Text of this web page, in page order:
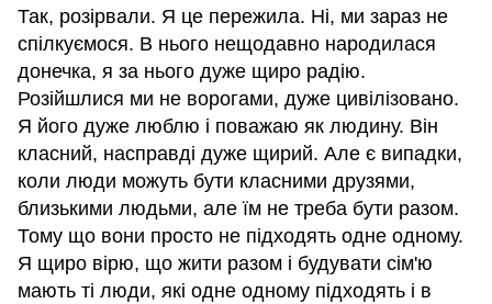
Так, розірвали. Я це пережила. Ні, ми зараз не
спілкуємося. В нього нещодавно народилася
донечка, я за нього дуже щиро радію.
Розійшлися ми не ворогами, дуже цивілізовано.
Я його дуже люблю і поважаю як людину. Він
класний, насправді дуже щирий. Але є випадки,
коли люди можуть бути класними друзями,
близькими людьми, але їм не треба бути разом.
Тому що вони просто не підходять одне одному.
Я щиро вірю, що жити разом і будувати сім'ю
мають ті люди, які одне одному підходять і в